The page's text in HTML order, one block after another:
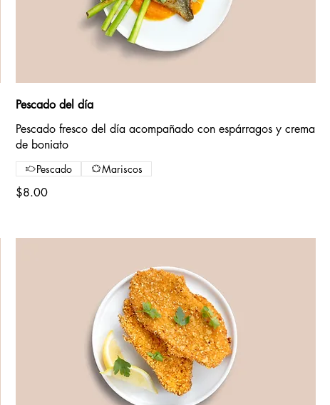
Pescado del día
Pescado fresco del día acompañado con espárragos y crema
de boniato
$8.00
Pescado Mariscos